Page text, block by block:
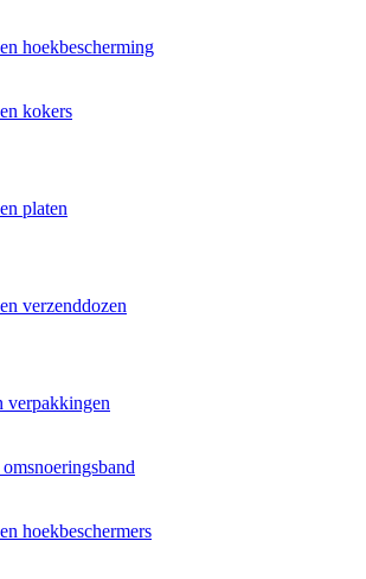
hoekbescherming
kokers
platen
verzenddozen
verpakkingen
hoekbeschermers